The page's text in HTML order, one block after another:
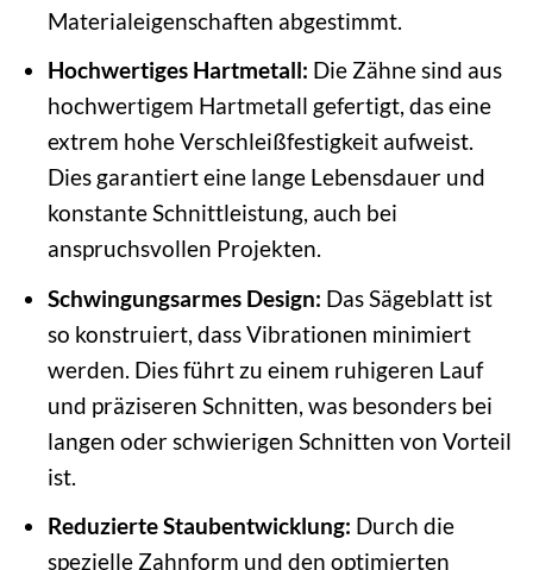
Materialeigenschaften abgestimmt.
Hochwertiges Hartmetall: Die Zähne sind aus
hochwertigem Hartmetall gefertigt, das eine
extrem hohe Verschleißfestigkeit aufweist.
Dies garantiert eine lange Lebensdauer und
konstante Schnittleistung, auch bei
anspruchsvollen Projekten.
Schwingungsarmes Design: Das Sägeblatt ist
so konstruiert, dass Vibrationen minimiert
werden. Dies führt zu einem ruhigeren Lauf
und präziseren Schnitten, was besonders bei
langen oder schwierigen Schnitten von Vorteil
ist.
Reduzierte Staubentwicklung: Durch die
spezielle Zahnform und den optimierten